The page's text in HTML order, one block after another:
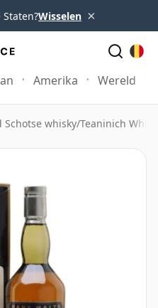
Wisselen ×
Amerika Wereld
Schotse whisky/Teaninich